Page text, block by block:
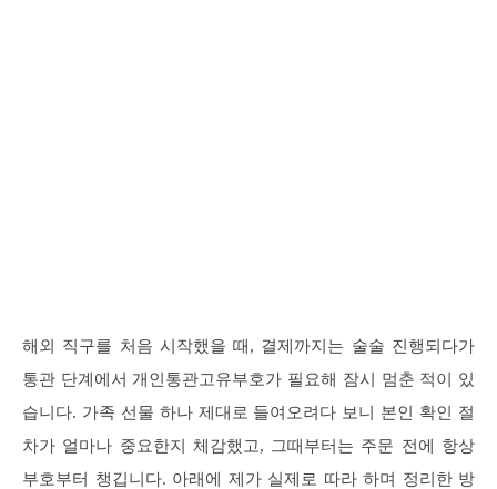
해외 직구를 처음 시작했을 때, 결제까지는 술술 진행되다가
통관 단계에서 개인통관고유부호가 필요해 잠시 멈춘 적이 있
습니다. 가족 선물 하나 제대로 들여오려다 보니 본인 확인 절
차가 얼마나 중요한지 체감했고, 그때부터는 주문 전에 항상
부호부터 챙깁니다. 아래에 제가 실제로 따라 하며 정리한 방